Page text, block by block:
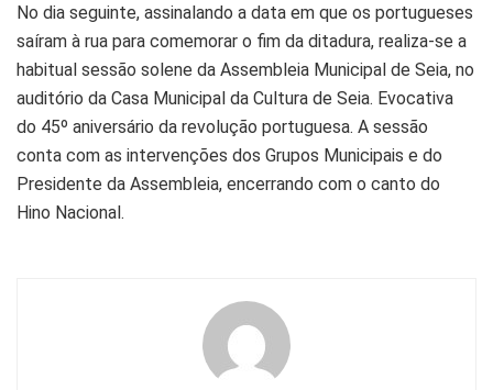
No dia seguinte, assinalando a data em que os portugueses
saíram à rua para comemorar o fim da ditadura, realiza-se a
habitual sessão solene da Assembleia Municipal de Seia, no
auditório da Casa Municipal da Cultura de Seia. Evocativa
do 45º aniversário da revolução portuguesa. A sessão
conta com as intervenções dos Grupos Municipais e do
Presidente da Assembleia, encerrando com o canto do
Hino Nacional.